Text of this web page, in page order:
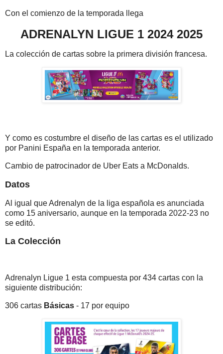
Con el comienzo de la temporada llega
ADRENALYN LIGUE 1 2024 2025
La colección de cartas sobre la primera división francesa.
Y como es costumbre el diseño de las cartas es el utilizado
por Panini España en la temporada anterior.
Cambio de patrocinador de Uber Eats a McDonalds.
Datos
Al igual que Adrenalyn de la liga española es anunciada
como 15 aniversario, aunque en la temporada 2022-23 no
se editó.
La Colección
Adrenalyn Ligue 1 esta compuesta por 434 cartas con la
siguiente distribución:
306 cartas Básicas - 17 por equipo